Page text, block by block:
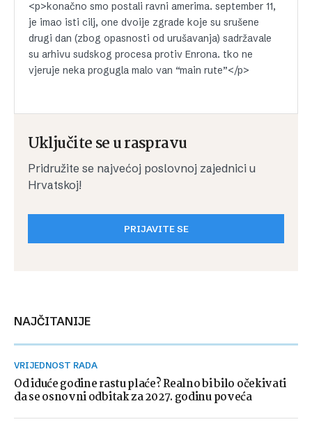
<p>konačno smo postali ravni amerima. september 11,
je imao isti cilj, one dvoije zgrade koje su srušene
drugi dan (zbog opasnosti od urušavanja) sadržavale
su arhivu sudskog procesa protiv Enrona. tko ne
vjeruje neka progugla malo van “main rute”</p>
Uključite se u raspravu
Pridružite se najvećoj poslovnoj zajednici u
Hrvatskoj!
PRIJAVITE SE
NAJČITANIJE
VRIJEDNOST RADA
Od iduće godine rastu plaće? Realno bi bilo očekivati
da se osnovni odbitak za 2027. godinu poveća